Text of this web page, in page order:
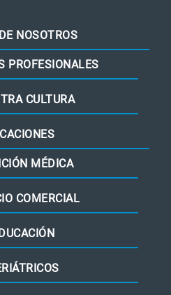
NOSOTROS
PROFESIONALES
CULTURA
MÉDICA
COMERCIAL